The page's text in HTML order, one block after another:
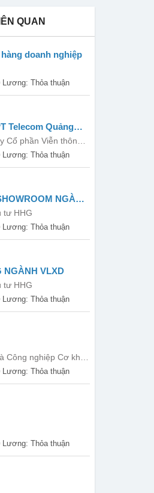
QUAN
doanh nghiệp
Lương: Thỏa thuận
Telecom Quảng
Cổ phần Viễn thông
Lương: Thỏa thuận
NGÀNH
tư HHG
Lương: Thỏa thuận
NGÀNH VLXD
tư HHG
Lương: Thỏa thuận
Công nghiệp Cơ khí
Lương: Thỏa thuận
Lương: Thỏa thuận